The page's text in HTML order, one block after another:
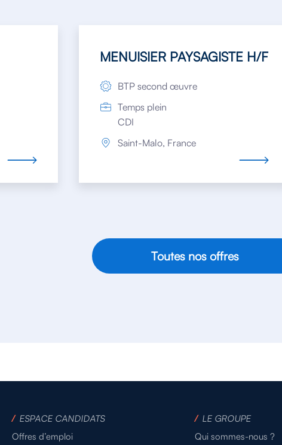
MENUISIER PAYSAGISTE H/F
BTP second œuvre
Temps plein
CDI
Saint-Malo, France
Toutes nos offres
/ ESPACE CANDIDATS
Offres d’emploi
/ LE GROUPE
Qui sommes-nous ?